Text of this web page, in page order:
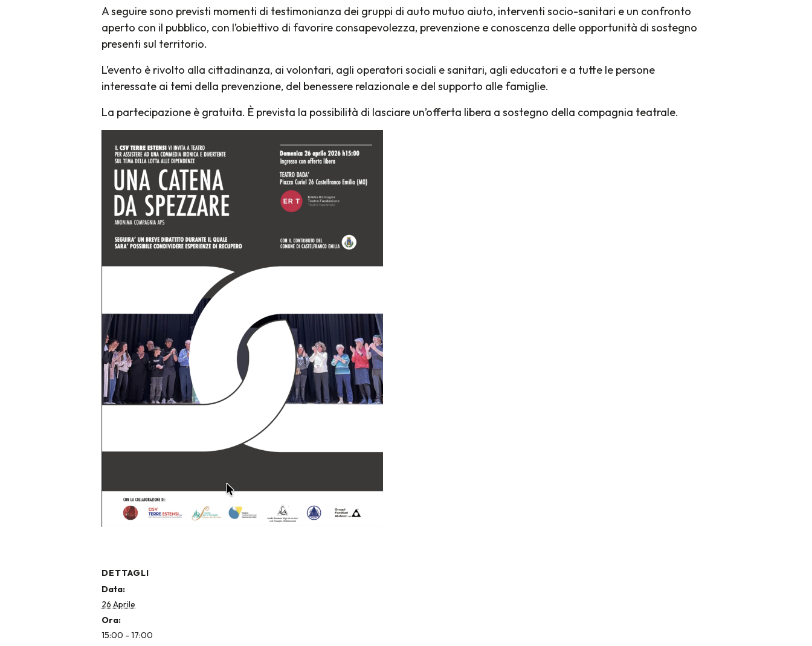
A seguire sono previsti momenti di testimonianza dei gruppi di auto mutuo aiuto, interventi socio-sanitari e un confronto
aperto con il pubblico, con l’obiettivo di favorire consapevolezza, prevenzione e conoscenza delle opportunità di sostegno
presenti sul territorio.
L’evento è rivolto alla cittadinanza, ai volontari, agli operatori sociali e sanitari, agli educatori e a tutte le persone
interessate ai temi della prevenzione, del benessere relazionale e del supporto alle famiglie.
La partecipazione è gratuita. È prevista la possibilità di lasciare un’offerta libera a sostegno della compagnia teatrale.
DETTAGLI
Data:
26 Aprile
Ora:
15:00 - 17:00